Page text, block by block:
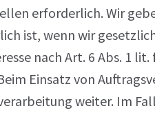
erforderlich. Wir
ist, wenn wir
nach Art. 6 Abs. 1
Einsatz von
weiter. Im